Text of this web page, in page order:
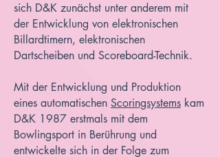
sich D&K zunächst unter anderem mit
der Entwicklung von elektronischen
Billardtimern, elektronischen
Dartscheiben und Scoreboard-Technik.
Mit der Entwicklung und Produktion
eines automatischen Scoringsystems kam
D&K 1987 erstmals mit dem
Bowlingsport in Berührung und
entwickelte sich in der Folge zum